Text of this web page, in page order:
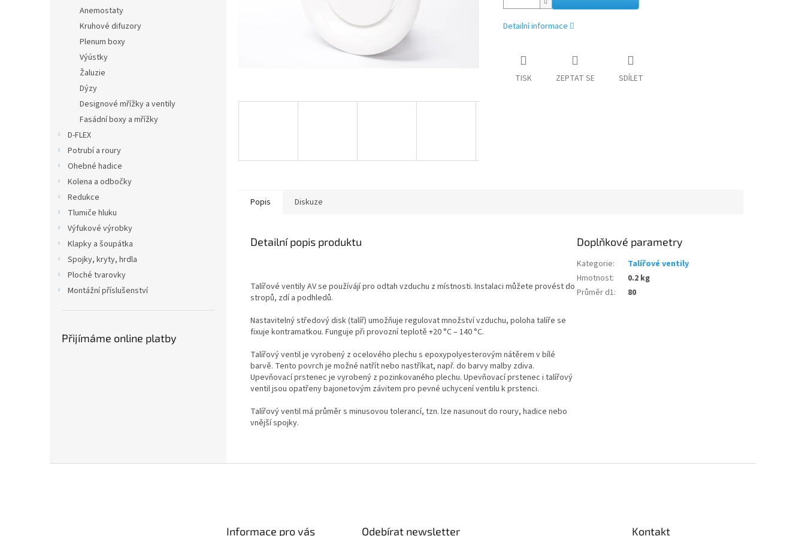
Anemostaty
Kruhové difuzory
Plenum boxy
Výústky
Žaluzie
Dýzy
Designové mřížky a ventily
Fasádní boxy a mřížky
D-FLEX
Potrubí a roury
Ohebné hadice
Kolena a odbočky
Redukce
Tlumiče hluku
Výfukové výrobky
Klapky a šoupátka
Spojky, kryty, hrdla
Ploché tvarovky
Montážní příslušenství
Přijímáme online platby
Detailní informace
TISK ZEPTAT SE SDÍLET
Popis Diskuze
Detailní popis produktu
Talířové ventily AV se používájí pro odtah vzduchu z místnosti. Instalaci můžete provést do
stropů, zdí a podhledů.
Nastavitelný středový disk (talíř) umožňuje regulovat množství vzduchu, poloha talíře se
fixuje kontramatkou. Funguje při provozní teplotě +20 °C – 140 °C.
Talířový ventil je vyrobený z ocelového plechu s epoxypolyesterovým nátěrem v bílé
barvě. Tento povrch je možné natřít nebo nastříkat, např. do barvy malby zdiva.
Upevňovací prstenec je vyrobený z pozinkovaného plechu. Upevňovací prstenec i talířový
ventil jsou opatřeny bajonetovým závitem pro pevné uchycení ventilu k prstenci.
Talířový ventil má průměr s minusovou tolerancí, tzn. lze nasunout do roury, hadice nebo
vnější spojky.
Doplňkové parametry
Kategorie:
Talířové ventily
Hmotnost:
0.2 kg
Průměr d1: 80
Informace pro vás Odebírat newsletter Kontakt